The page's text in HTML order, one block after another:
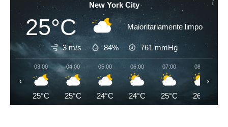
New York City
25°C Maioritariamente limpo
3 m/s 84% 761 mmHg
03:00
25°C
04:00
25°C
05:00
24°C
06:00
24°C
07:00
25°C
08:00
26°C
‹ ›